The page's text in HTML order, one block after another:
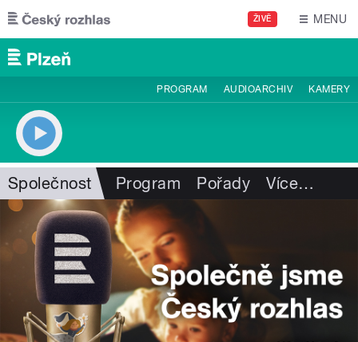
Přejít k hlavnímu obsahu
ŽIVĚ MENU
PROGRAM AUDIOARCHIV KAMERY
Společnost Program Pořady Více…